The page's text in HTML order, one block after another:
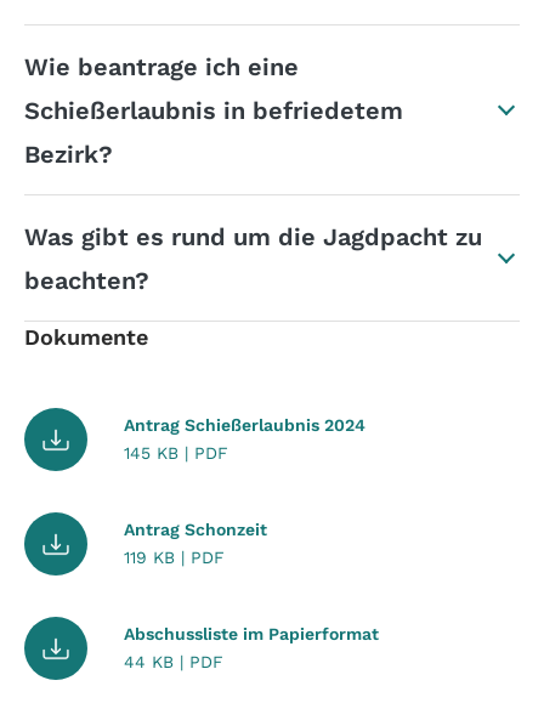
Wie beantrage ich eine
Schießerlaubnis in befriedetem
Bezirk?
Was gibt es rund um die Jagdpacht zu
beachten?
Dokumente
Antrag Schießerlaubnis 2024
145 KB | PDF
Antrag Schonzeit
119 KB | PDF
Abschussliste im Papierformat
44 KB | PDF